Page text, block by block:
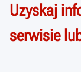
Uzyskaj
serwisie